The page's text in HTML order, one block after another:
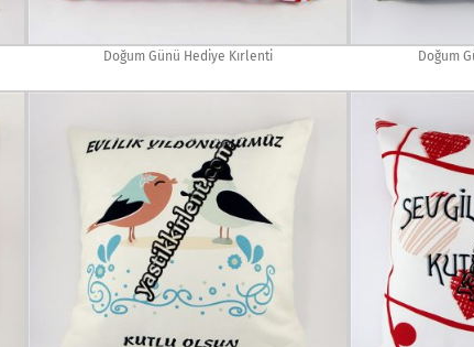
Doğum Günü Hediye Kırlenti Doğum